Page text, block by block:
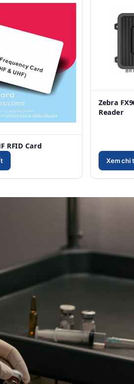
RFID Card
Zebra
Reader
Xem chi